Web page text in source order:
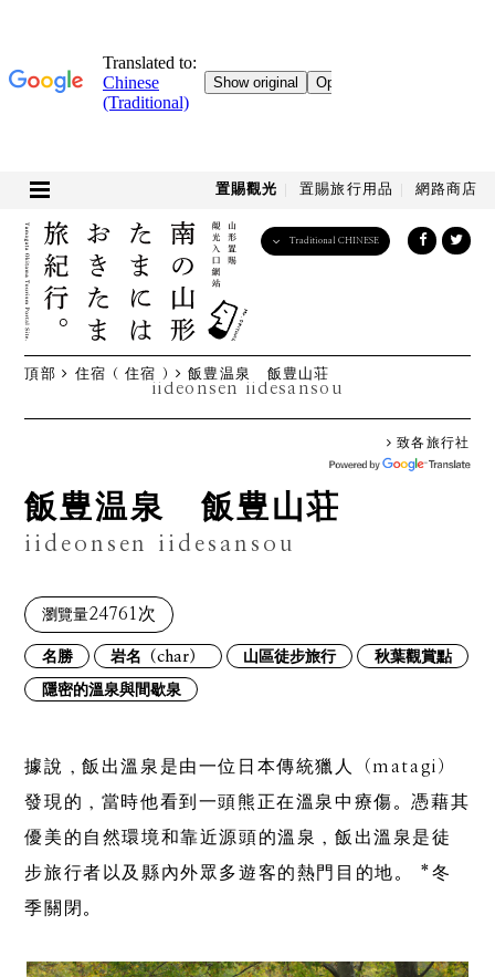
置賜觀光 置賜旅行用品 網路商店
Traditional CHINESE
繁體中文
頂部 住宿 ( 住宿 ) 飯豊温泉 飯豊山荘
iideonsen iidesansou
致各旅行社
飯豊温泉 飯豊山荘
iideonsen iidesansou
瀏覽量24761次
名勝 岩名（char） 山區徒步旅行
秋葉觀賞點
隱密的溫泉與間歇泉
據說，飯出溫泉是由一位日本傳統獵人（matagi）
發現的，當時他看到一頭熊正在溫泉中療傷。憑藉其
優美的自然環境和靠近源頭的溫泉，飯出溫泉是徒
步旅行者以及縣內外眾多遊客的熱門目的地。 *冬
季關閉。